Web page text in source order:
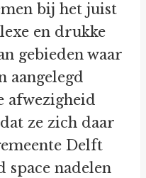
bij het juist
en drukke
gebieden waar
aangelegd
afwezigheid
ze zich daar
Delft
space nadelen